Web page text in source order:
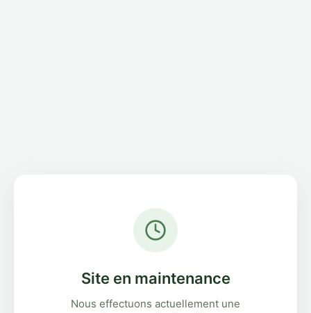
Site en maintenance
Nous effectuons actuellement une